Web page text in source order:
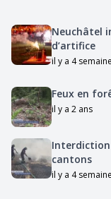
Neuchâtel
d’artifice
il y a 4
Feux en
il y a 2 ans
Interdiction
cantons
il y a 4